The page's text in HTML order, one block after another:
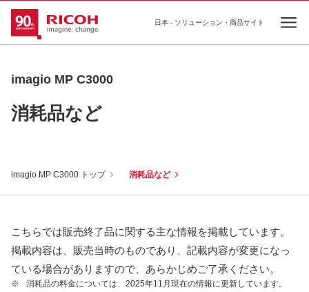
日本 - ソリューション・商品サイト
imagio MP C3000
消耗品など
imagio MP C3000 トップ 消耗品など
こちらでは販売終了品に関する主な情報を掲載しています。
掲載内容は、販売当時のものであり、記載内容が変更になっ
ている場合がありますので、あらかじめご了承ください。
※ 消耗品の料金については、2025年11月現在の情報に更新しています。